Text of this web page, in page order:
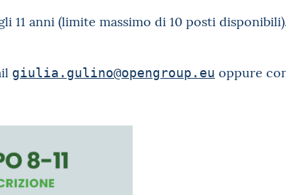
11 anni (limite massimo di 10 posti disponibili)
giulia.gulino@opengroup.eu oppure